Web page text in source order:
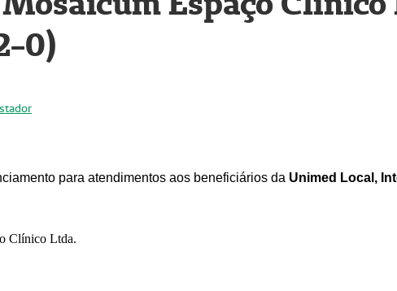
0)
para atendimentos aos beneficiários da Unimed Local,
Clínico Ltda.